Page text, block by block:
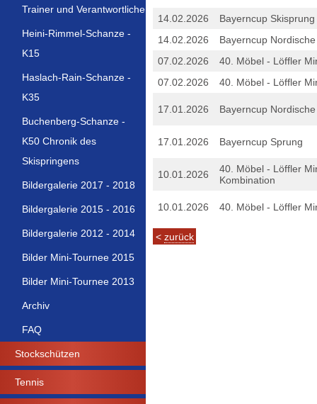
Trainer und Verantwortliche
Heini-Rimmel-Schanze -
K15
Haslach-Rain-Schanze -
K35
Buchenberg-Schanze -
K50 Chronik des
Skispringens
Bildergalerie 2017 - 2018
Bildergalerie 2015 - 2016
Bildergalerie 2012 - 2014
Bilder Mini-Tournee 2015
Bilder Mini-Tournee 2013
Archiv
FAQ
Stockschützen
Tennis
14.02.2026
Bayerncup Skisprung
14.02.2026
Bayerncup
07.02.2026
40. Möbel - Löffler
07.02.2026
40. Möbel - Löffler
17.01.2026 Bayerncup
17.01.2026 Bayerncup Sprung
10.01.2026
40. Möbel - Löffler
Kombination
10.01.2026 40. Möbel - Löffler
< zurück